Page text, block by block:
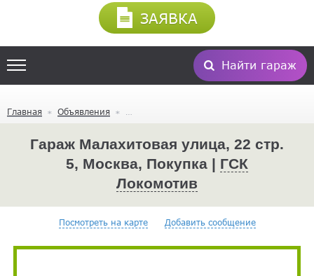
Найти гараж
ЗАЯВКА
Главная Объявления
Гараж Малахитовая улица, 22 стр.
5, Москва, Покупка | ГСК
Локомотив
Посмотреть на карте Добавить сообщение